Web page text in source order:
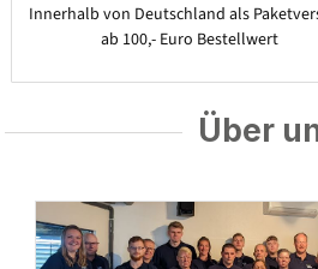
Innerhalb von Deutschland als
ab 100,- Euro Bestellwert
Über